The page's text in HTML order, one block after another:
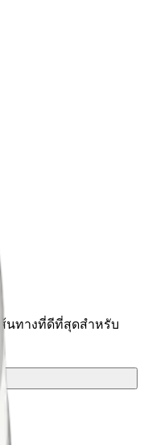
เส้นทางที่ดีที่สุดสำหรับ